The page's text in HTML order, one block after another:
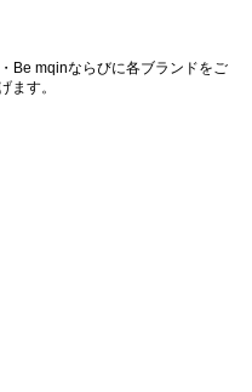
Be mqinならびに各ブランドをご
ます。